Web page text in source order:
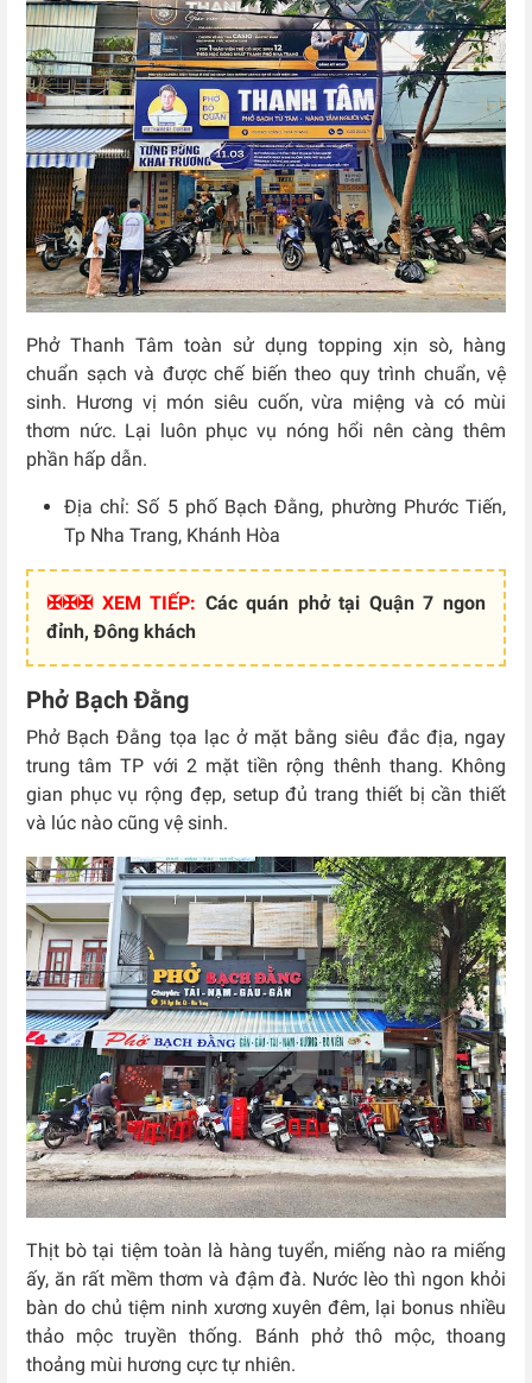
Phở Thanh Tâm toàn sử dụng topping xịn sò, hàng
chuẩn sạch và được chế biến theo quy trình chuẩn, vệ
sinh. Hương vị món siêu cuốn, vừa miệng và có mùi
thơm nức. Lại luôn phục vụ nóng hổi nên càng thêm
phần hấp dẫn.
Địa chỉ: Số 5 phố Bạch Đằng, phường Phước Tiến,
Tp Nha Trang, Khánh Hòa
✠✠✠ XEM TIẾP: Các quán phở tại Quận 7 ngon
đỉnh, Đông khách
Phở Bạch Đằng
Phở Bạch Đằng tọa lạc ở mặt bằng siêu đắc địa, ngay
trung tâm TP với 2 mặt tiền rộng thênh thang. Không
gian phục vụ rộng đẹp, setup đủ trang thiết bị cần thiết
và lúc nào cũng vệ sinh.
Thịt bò tại tiệm toàn là hàng tuyển, miếng nào ra miếng
ấy, ăn rất mềm thơm và đậm đà. Nước lèo thì ngon khỏi
bàn do chủ tiệm ninh xương xuyên đêm, lại bonus nhiều
thảo mộc truyền thống. Bánh phở thô mộc, thoang
thoảng mùi hương cực tự nhiên.